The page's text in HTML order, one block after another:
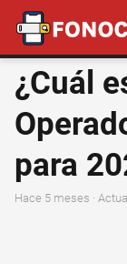
¿Cuál
para
hace 5 meses ·